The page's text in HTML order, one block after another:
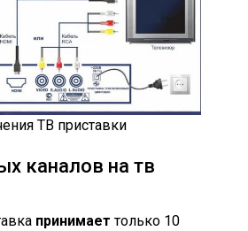
ТВ приставки
каналов на тв
принимает только 10